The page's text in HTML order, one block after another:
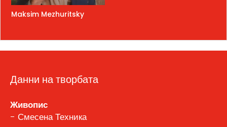
Maksim Mezhuritsky
Данни на творбата
Живопис
- Смесена Техника